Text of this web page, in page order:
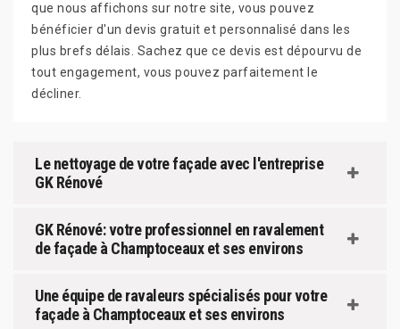
que nous affichons sur notre site, vous pouvez
bénéficier d'un devis gratuit et personnalisé dans les
plus brefs délais. Sachez que ce devis est dépourvu de
tout engagement, vous pouvez parfaitement le
décliner.
Le nettoyage de votre façade avec l'entreprise
GK Rénové
GK Rénové: votre professionnel en ravalement
de façade à Champtoceaux et ses environs
Une équipe de ravaleurs spécialisés pour votre
façade à Champtoceaux et ses environs